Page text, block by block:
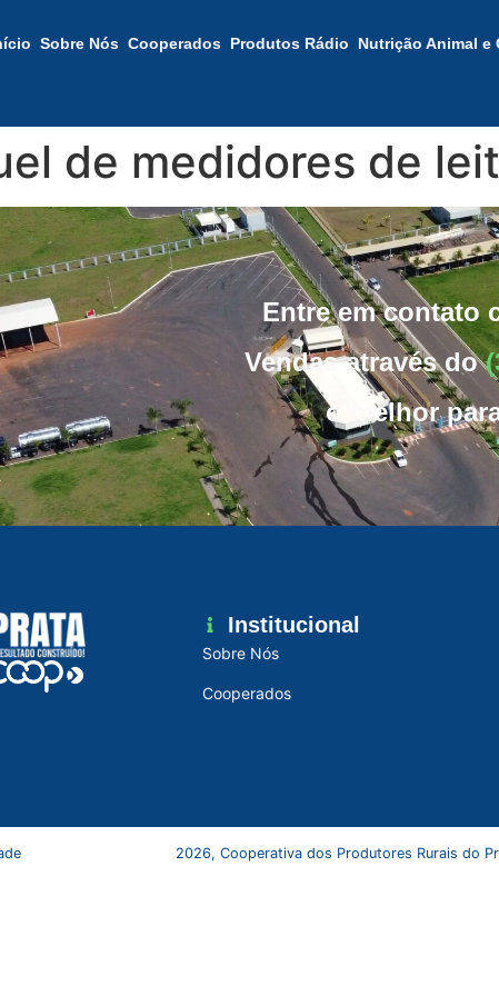
Sobre Nós Cooperados Produtos Rádio Nutrição Animal e
de medidores de
Entre em contato
Vendas através do
o melhor
Institucional
Sobre Nós
Cooperados
2026, Cooperativa dos Produtores Rurais do